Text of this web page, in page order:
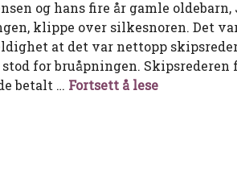
og hans fire år gamle
klippe over silkesnoren. Det
at det var nettopp
stod for bruåpningen. Skipsrederen
betalt … Fortsett å leseRisøybrua